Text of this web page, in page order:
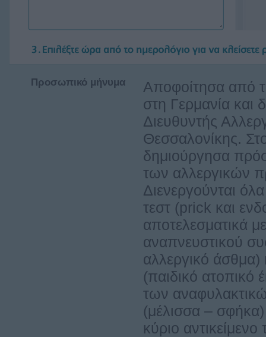
Προσωπικό μήνυμα
Αποφοίτησα από
στη Γερμανία και
Διευθυντής
Θεσσαλονίκης.
δημιούργησα
των αλλεργικών
Διενεργούνται
τεστ (prick και
αποτελεσματικά
αναπνευστικού
αλλεργικό άσθμα)
(παιδικό ατοπικό
των
(μέλισσα –
κύριο αντικείμενο